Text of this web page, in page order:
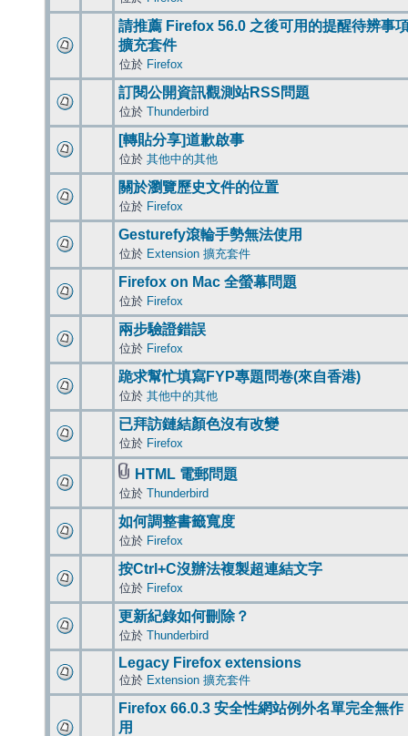
請推薦 Firefox 56.0 之後可用的提醒待辨事
擴充套件
位於 Firefox
訂閱公開資訊觀測站RSS問題
位於 Thunderbird
[轉貼分享]道歉啟事
位於 其他中的其他
關於瀏覽歷史文件的位置
位於 Firefox
Gesturefy滾輪手勢無法使用
位於 Extension 擴充套件
Firefox on Mac 全螢幕問題
位於 Firefox
兩步驗證錯誤
位於 Firefox
跪求幫忙填寫FYP專題問卷(來自香港)
位於 其他中的其他
已拜訪鏈結顏色沒有改變
位於 Firefox
HTML 電郵問題
位於 Thunderbird
如何調整書籤寬度
位於 Firefox
按Ctrl+C沒辦法複製超連結文字
位於 Firefox
更新紀錄如何刪除？
位於 Thunderbird
Legacy Firefox extensions
位於 Extension 擴充套件
Firefox 66.0.3 安全性網站例外名單完全無作
用